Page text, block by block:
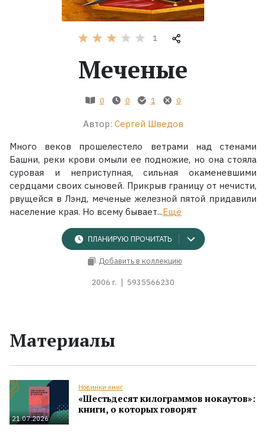
1
Меченые
0 0 1 0
Автор: Сергей Шведов
Много веков прошелестело ветрами над стенами
Башни, реки крови омыли ее подножие, но она стояла
суровая и неприступная, сильная окаменевшими
сердцами своих сыновей. Прикрыв границу от нечисти,
рвущейся в Лэнд, меченые железной пятой придавили
население края. Но всему бывает...Ещё
ПЛАНИРУЮ ПРОЧИТАТЬ
Добавить в коллекцию
2006 г. 5935566230
Материалы
21.07.2026
Новинки книг
«Шестьдесят килограммов нокаутов»:
книги, о которых говорят